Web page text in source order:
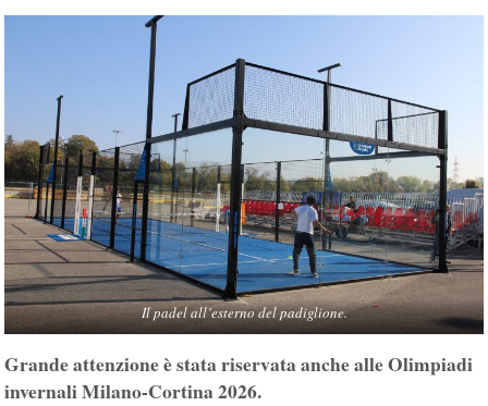
Il padel all’esterno del padiglione.
Grande attenzione è stata riservata anche alle Olimpiadi
invernali Milano-Cortina 2026.